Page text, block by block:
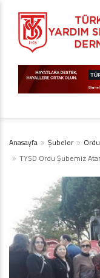
Anasayfa Şubeler
Ordu
TYSD Ordu Şubemiz